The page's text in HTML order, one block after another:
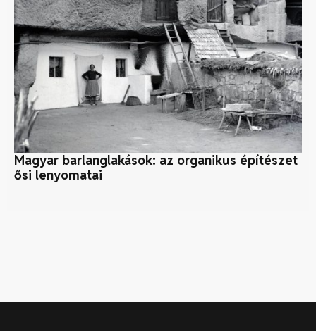
Magyar barlanglakások: az organikus építészet
ősi lenyomatai